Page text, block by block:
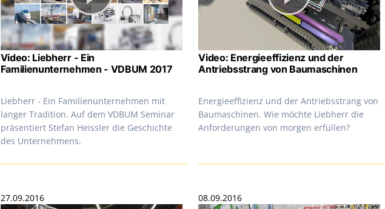
Video: Liebherr - Ein
Familienunternehmen - VDBUM 2017
Liebherr - Ein Familienunternehmen mit
langer Tradition. Auf dem VDBUM Seminar
präsentiert Stefan Heissler die Geschichte
des Unternehmens.
Video: Energieeffizienz und der
Antriebsstrang von Baumaschinen
Energieeffizienz und der Antriebsstrang von
Baumaschinen. Wie möchte Liebherr die
Anforderungen von morgen erfüllen?
27.09.2016 08.09.2016